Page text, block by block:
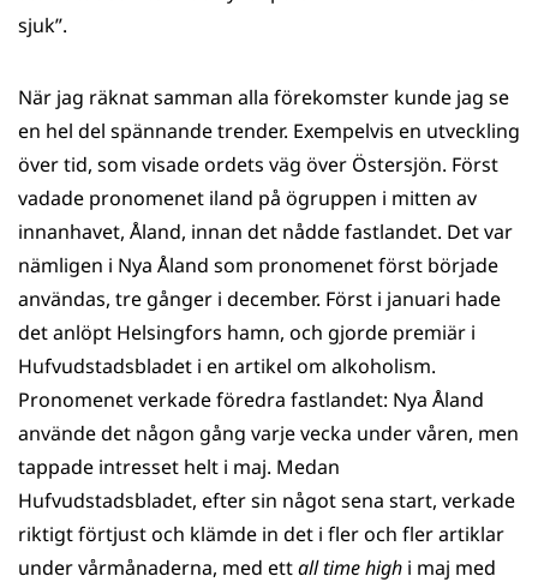
sjuk”.
När jag räknat samman alla förekomster kunde jag se
en hel del spännande trender. Exempelvis en utveckling
över tid, som visade ordets väg över Östersjön. Först
vadade pronomenet iland på ögruppen i mitten av
innanhavet, Åland, innan det nådde fastlandet. Det var
nämligen i Nya Åland som pronomenet först började
användas, tre gånger i december. Först i januari hade
det anlöpt Helsingfors hamn, och gjorde premiär i
Hufvudstadsbladet i en artikel om alkoholism.
Pronomenet verkade föredra fastlandet: Nya Åland
använde det någon gång varje vecka under våren, men
tappade intresset helt i maj. Medan
Hufvudstadsbladet, efter sin något sena start, verkade
riktigt förtjust och klämde in det i fler och fler artiklar
under vårmånaderna, med ettall time high i maj med